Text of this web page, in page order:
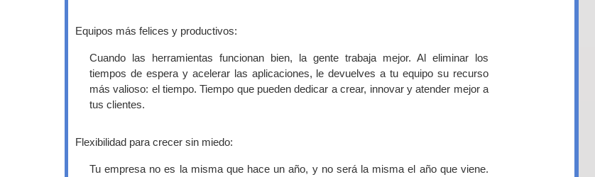
Equipos más felices y productivos:
Cuando las herramientas funcionan bien, la gente trabaja mejor. Al eliminar los
tiempos de espera y acelerar las aplicaciones, le devuelves a tu equipo su recurso
más valioso: el tiempo. Tiempo que pueden dedicar a crear, innovar y atender mejor a
tus clientes.
Flexibilidad para crecer sin miedo:
Tu empresa no es la misma que hace un año, y no será la misma el año que viene.